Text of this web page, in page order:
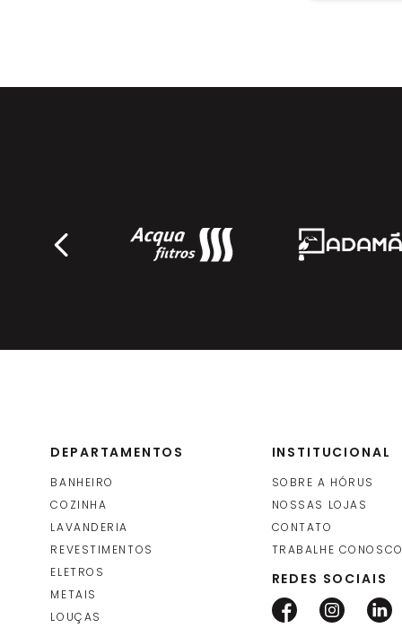
DEPARTAMENTOS
BANHEIRO
COZINHA
LAVANDERIA
REVESTIMENTOS
ELETROS
METAIS
LOUÇAS
INSTITUCIONAL
SOBRE A HÓRUS
NOSSAS LOJAS
CONTATO
TRABALHE CONOSCO
REDES SOCIAIS